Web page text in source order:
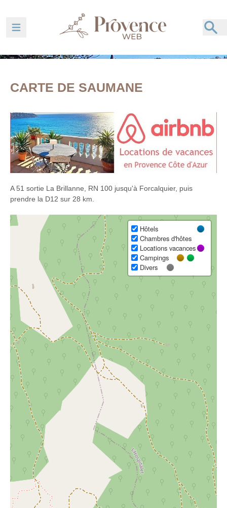
Ouvrir la barre de navigation
CARTE DE SAUMANE
A 51 sortie La Brillanne, RN 100 jusqu'à Forcalquier, puis
prendre la D12 sur 28 km.
Hôtels
Chambres d'hôtes
Locations vacances
Campings
Divers